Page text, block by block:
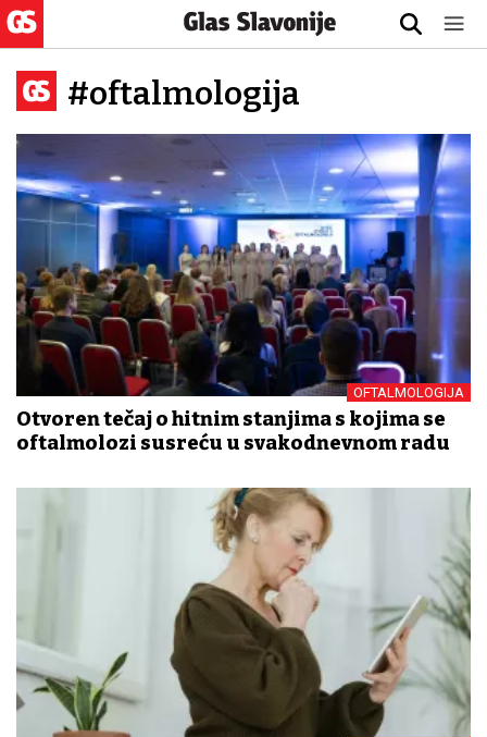
#oftalmologija
OFTALMOLOGIJA
Otvoren tečaj o hitnim stanjima s kojima se
oftalmolozi susreću u svakodnevnom radu